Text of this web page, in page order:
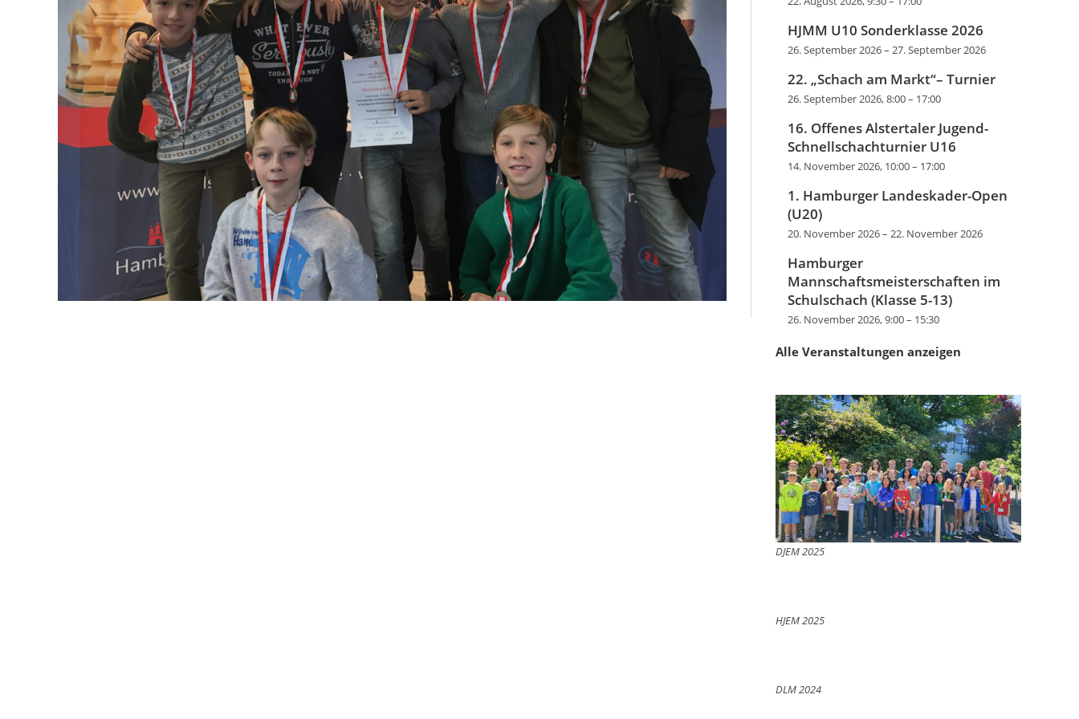
HJMM U10 Sonderklasse 2026
26. September 2026– 27. September 2026
22. „Schach am Markt“– Turnier
26. September 2026, 8:00– 17:00
16. Offenes Alstertaler Jugend-
Schnellschachturnier U16
14. November 2026, 10:00– 17:00
1. Hamburger Landeskader-Open
(U20)
20. November 2026– 22. November 2026
Hamburger
Mannschaftsmeisterschaften im
Schulschach (Klasse 5-13)
26. November 2026, 9:00– 15:30
Alle Veranstaltungen anzeigen
DJEM 2025
HJEM 2025
DLM 2024